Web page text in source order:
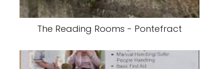
The Reading Rooms - Pontefract